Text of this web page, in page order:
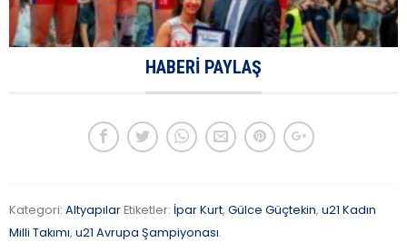
HABERI PAYLAŞ
Kategori: AltyapılarEtiketler: İpar Kurt, Gülce Güçtekin, u21 Kadın
Milli Takımı, u21 Avrupa Şampiyonası.